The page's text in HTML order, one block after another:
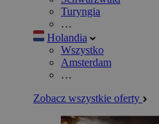
Turyngia
…
Holandia
Wszystko
Amsterdam
…
Zobacz wszystkie oferty